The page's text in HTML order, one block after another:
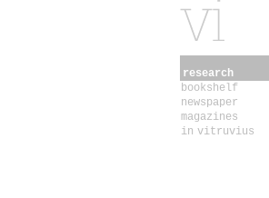
research
bookshelf
newspaper
magazines
in vitruvius